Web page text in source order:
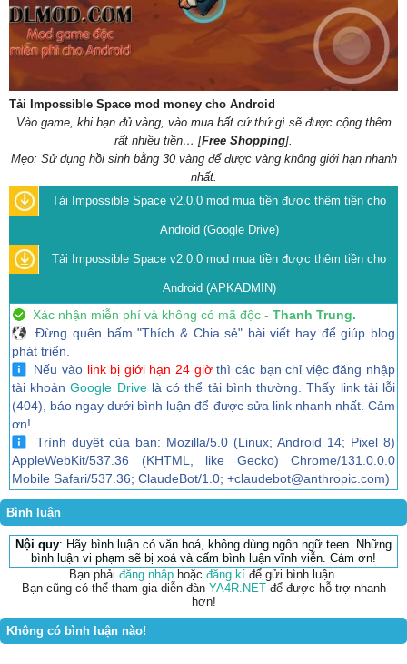
Tải Impossible Space mod money cho Android
Vào game, khi bạn đủ vàng, vào mua bất cứ thứ gì sẽ được cộng thêm
rất nhiều tiền… [Free Shopping].
Mẹo: Sử dụng hồi sinh bằng 30 vàng để được vàng không giới hạn nhanh
nhất.
Tải Impossible Space v2.0.0 mod mua tiền được thêm tiền cho
Android (Google Drive)
Tải Impossible Space v2.0.0 mod mua tiền được thêm tiền cho
Android (APKADMIN)
Xác nhận miễn phí và không có mã độc - Thanh Trung.
Đừng quên bấm "Thích & Chia sẻ" bài viết hay để giúp blog
phát triển.
Nếu vào link bị giới hạn 24 giờthì các bạn chỉ việc đăng nhập
tài khoảnGoogle Drivelà có thể tải bình thường. Thấy link tải lỗi
(404), báo ngay dưới bình luận để được sửa link nhanh nhất. Cảm
ơn!
Trình duyệt của bạn: Mozilla/5.0 (Linux; Android 14; Pixel 8)
AppleWebKit/537.36 (KHTML, like Gecko) Chrome/131.0.0.0
Mobile Safari/537.36; ClaudeBot/1.0; +claudebot@anthropic.com)
Bình luận
Nội quy: Hãy bình luận có văn hoá, không dùng ngôn ngữ teen. Những
bình luận vi phạm sẽ bị xoá và cấm bình luận vĩnh viễn. Cám ơn!
Bạn phải đăng nhập hoặc đăng kí để gửi bình luận.
Bạn cũng có thể tham gia diễn đàn YA4R.NETđể được hỗ trợ nhanh
hơn!
Không có bình luận nào!